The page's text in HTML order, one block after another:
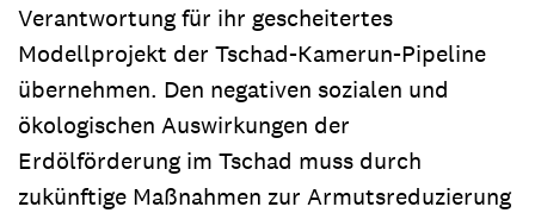
Verantwortung für ihr gescheitertes
Modellprojekt der Tschad-Kamerun-Pipeline
übernehmen. Den negativen sozialen und
ökologischen Auswirkungen der
Erdölförderung im Tschad muss durch
zukünftige Maßnahmen zur Armutsreduzierung